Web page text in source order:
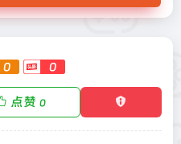
0 0
点赞 0